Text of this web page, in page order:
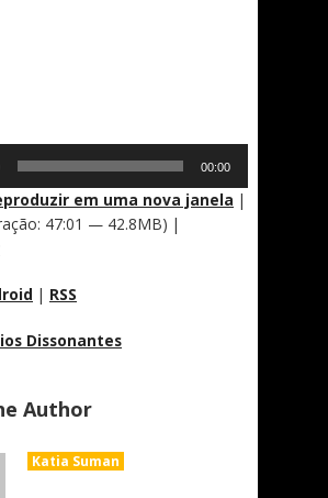
00:00
em uma nova janela |
47:01 — 42.8MB) |
| RSS
Dissonantes
Author
Katia Suman